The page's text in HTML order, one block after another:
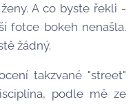
A co byste řekli -
fotce bokeh nenašla.
žádný.
takzvané "street"
podle mě ze